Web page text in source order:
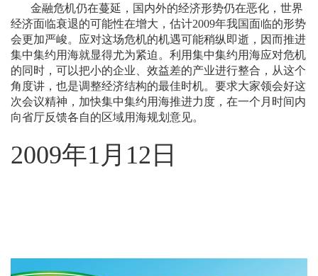
金融危机仍在蔓延，国内外的经济形势仍在恶化，世界
经济面临衰退的可能性在增大，估计2009年我国面临的形势
会更加严峻。应对这场危机的机遇可能稍纵即逝，因而推进
集中集约用海就显得尤为紧迫。利用集中集约用海应对危机
的同时，可以把小的企业、效益差的产业进行整合，从这个
角度讲，也是调整经济结构的最佳时机。要求大家领会好这
次会议精神，加快集中集约用海推进力度，在一个月时间内
向省厅反馈各自的区域用海规划意见。
2009年1 月 12 日